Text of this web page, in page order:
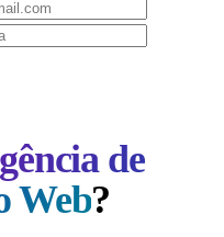
de
Web?